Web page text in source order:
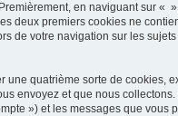
en naviguant sur
deux premiers cookies ne
de votre navigation sur les
quatrième sorte de
envoyez et que nous
») et les messages que